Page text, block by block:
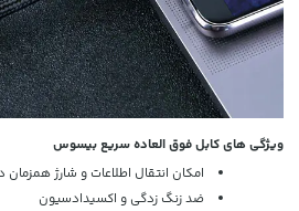
ویژگی های کابل فوق العاده سریع بیسوس
امکان انتقال اطلاعات و شارژ همزمان
ضد زنگ زدگی و اکسیدادسیون